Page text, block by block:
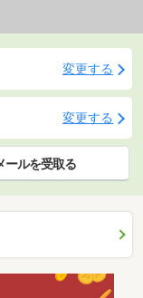
変更する
変更する
ールを受取る